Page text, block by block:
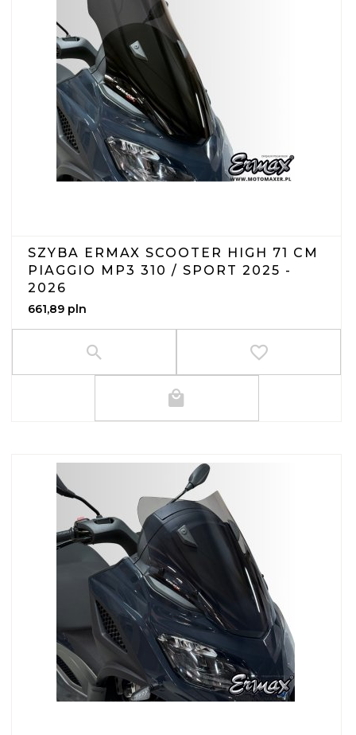
SZYBA ERMAX SCOOTER HIGH 71 CM
PIAGGIO MP3 310 / SPORT 2025 -
2026
661,89 pln